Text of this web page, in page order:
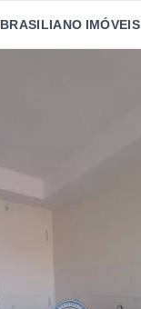
BRASILIANO IMÓVEIS